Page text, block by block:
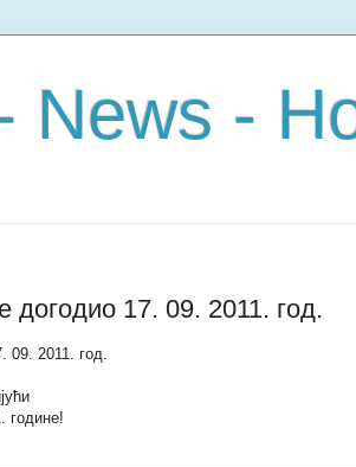
News -
догодио 17. 09. 2011. год.
09. 2011. год.
године!